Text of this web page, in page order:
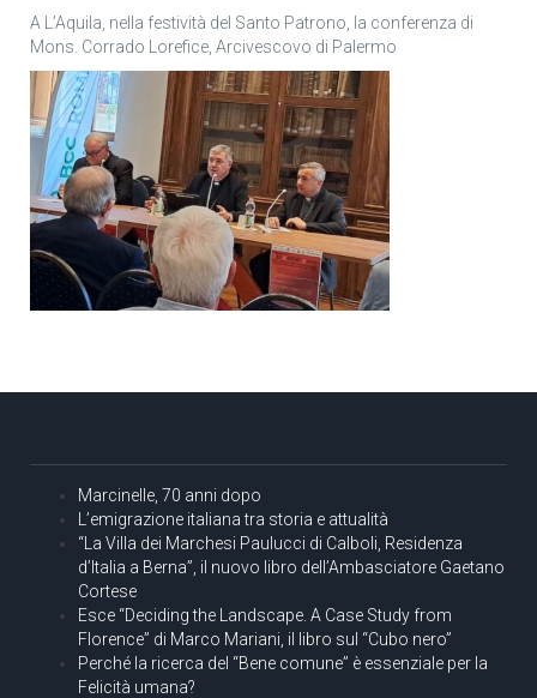
A L’Aquila, nella festività del Santo Patrono, la conferenza di
Mons. Corrado Lorefice, Arcivescovo di Palermo
Marcinelle, 70 anni dopo
L’emigrazione italiana tra storia e attualità
“La Villa dei Marchesi Paulucci di Calboli, Residenza
d’Italia a Berna”, il nuovo libro dell’Ambasciatore Gaetano
Cortese
Esce “Deciding the Landscape. A Case Study from
Florence” di Marco Mariani, il libro sul “Cubo nero”
Perché la ricerca del “Bene comune” è essenziale per la
Felicità umana?